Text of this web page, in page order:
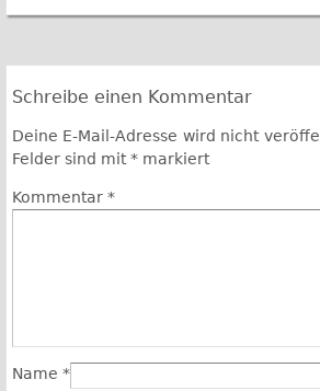
Schreibe einen Kommentar
Deine E-Mail-Adresse wird nicht
Felder sind mit* markiert
Kommentar *
Name *